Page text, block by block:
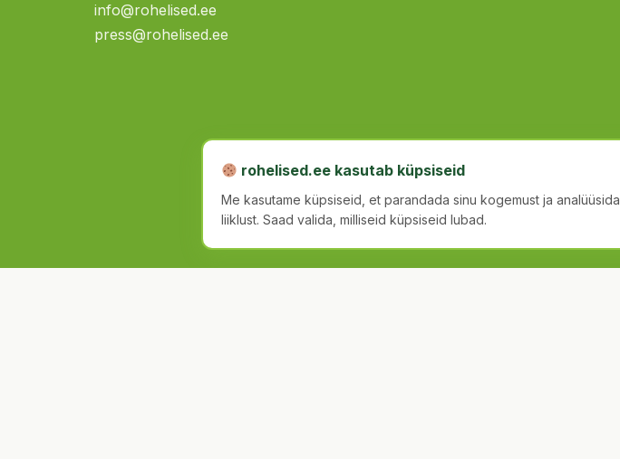
info@rohelised.ee
press@rohelised.ee
rohelised.ee kasutab küpsiseid
Me kasutame küpsiseid, et parandada sinu kogemust ja analüüsida
liiklust. Saad valida, milliseid küpsiseid lubad.